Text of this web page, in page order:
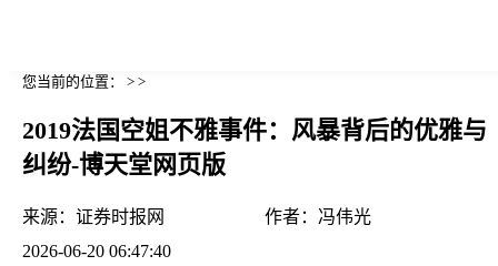
您当前的位置： > >
2019法国空姐不雅事件：风暴背后的优雅与
纠纷-博天堂网页版
来源： 证券时报网 作者： 冯伟光
2026-06-20 06:47:40